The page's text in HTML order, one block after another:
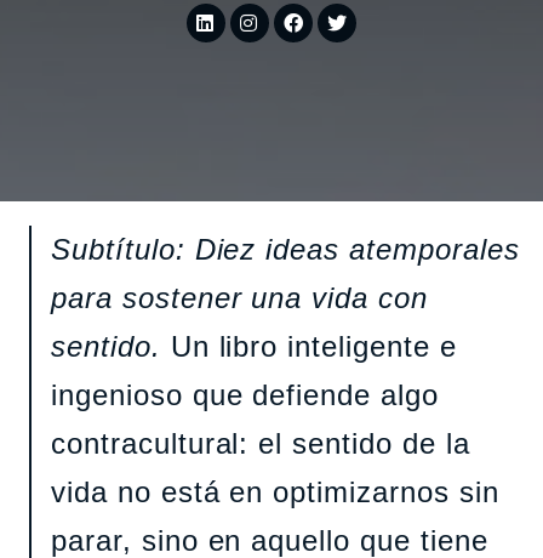
Subtítulo: Diez ideas atemporales
para sostener una vida con
sentido. Un libro inteligente e
ingenioso que defiende algo
contracultural: el sentido de la
vida no está en optimizarnos sin
parar, sino en aquello que tiene